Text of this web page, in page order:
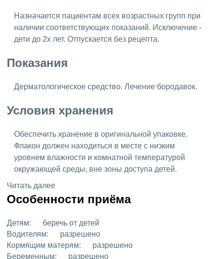
Назначается пациентам всех возрастных групп при
наличии соответствующих показаний. Исключение -
дети до 2х лет. Отпускается без рецепта.
Показания
Дерматологическое средство. Лечение бородавок.
Условия хранения
Обеспечить хранение в оригинальной упаковке.
Флакон должен находиться в месте с низким
уровнем влажности и комнатной температурой
окружающей среды, вне зоны доступа детей.
Читать далее
Особенности приёма
Детям:
беречь от детей
Водителям:
разрешено
Кормящим матерям:
разрешено
Беременным:
разрешено